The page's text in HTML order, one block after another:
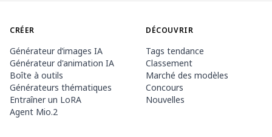
CRÉER
Générateur d’images IA
Générateur d'animation IA
Boîte à outils
Générateurs thématiques
Entraîner un LoRA
Agent Mio.2
DÉCOUVRIR
Tags tendance
Classement
Marché des modèles
Concours
Nouvelles